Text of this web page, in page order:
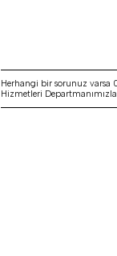
Herhangi bir sorunuz
Hizmetleri